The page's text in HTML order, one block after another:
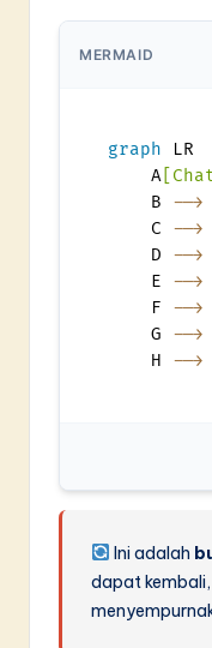
MERMAID
graph LR
    A
    B
-->
    C
-->
    D
-->
    E
-->
    F
-->
    G
-->
    H
-->
Ini adalah
dapat